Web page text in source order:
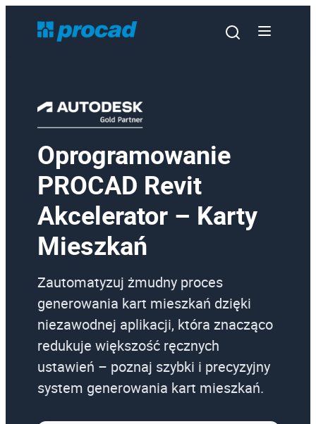
Oprogramowanie
PROCAD Revit
Akcelerator – Karty
Mieszkań
Zautomatyzuj żmudny proces
generowania kart mieszkań dzięki
niezawodnej aplikacji, która znacząco
redukuje większość ręcznych
ustawień – poznaj szybki i precyzyjny
system generowania kart mieszkań.
Oprogramowanie
Szkolenia
Urządzenia i serwis
Wiedza